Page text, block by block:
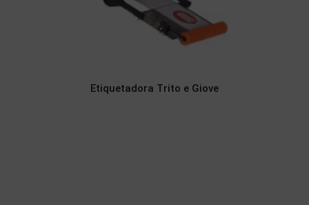
Etiquetadora Trito e Giove